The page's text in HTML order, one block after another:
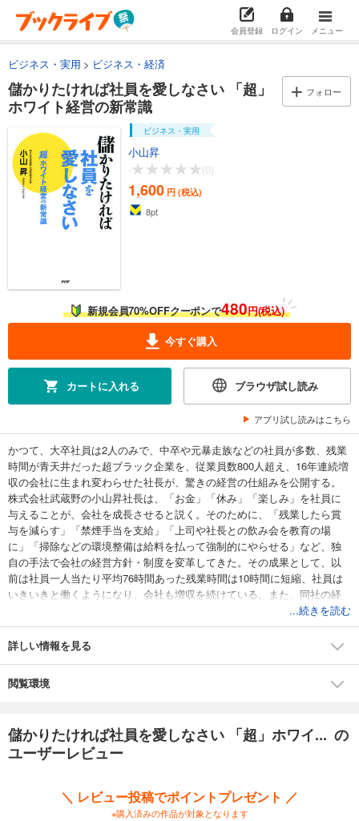
会員登録 ログイン メニュー
ビジネス・実用 ビジネス・経済
儲かりたければ社員を愛しなさい 「超」
ホワイト経営の新常識
フォロー
ビジネス・実用
小山昇
-
(0)
1,600 円 (税込)
8pt
新規会員70%OFFクーポンで480円(税込)
今すぐ購入
カートに入れる ブラウザ試し読み
アプリ試し読みはこちら
かつて、大卒社員は2人のみで、中卒や元暴走族などの社員が多数、残業
時間が青天井だった超ブラック企業を、従業員数800人超え、16年連続増
収の会社に生まれ変わらせた社長が、驚きの経営の仕組みを公開する。
株式会社武蔵野の小山昇社長は、「お金」「休み」「楽しみ」を社員に
与えることが、会社を成長させると説く。そのために、「残業したら賞
与を減らす」「禁煙手当を支給」「上司や社長との飲み会を教育の場
に」「掃除などの環境整備は給料を払って強制的にやらせる」など、独
自の手法で会社の経営方針・制度を変革してきた。その成果として、以
前は社員一人当たり平均76時間あった残業時間は10時間に短縮、社員は
いきいきと働くようになり、会社も増収を続けている。また、同社の経
営の仕組みを紹介する「経営サポート事業」の会員企業は、半数以上の
会社が過去最高益をたたき出している。これら武蔵野流「社員の愛し
方」の要諦を解説する書。
...続きを読む
詳しい情報を見る
閲覧環境
儲かりたければ社員を愛しなさい 「超」ホワイ... の
ユーザーレビュー
＼ レビュー投稿でポイントプレゼント ／
※購入済みの作品が対象となります